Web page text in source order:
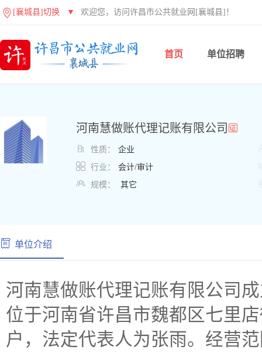
[襄城县]切换 ▼ 欢迎您，访问许昌市公共就业网[襄城县]！
首页 单位招聘
河南慧做账代理记账有限公司
 性质： 企业
 行业： 会计/审计
 规模： 其它
单位介绍
河南慧做账代理记账有限公司
位于河南省许昌市魏都区七里
户，法定代表人为张雨。经营